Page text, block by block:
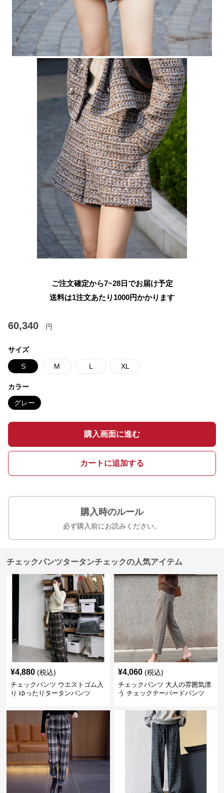
ご注文確定から7~28日でお届け予定
送料は1注文あたり 1000円かかります
60,340 円
サイズ
S M L XL
カラー
グレー
購入画面に進む
カートに追加する
購入時のルール
必ず購入前にお読みください。
チェックパンツタータンチェックの人気アイテム
¥4,880 (税込)
チェックパンツ ウエストゴム入
り ゆったりタータンパンツ
¥4,060 (税込)
チェックパンツ 大人の雰囲気漂
う チェックテーパードパンツ